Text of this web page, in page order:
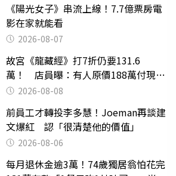
《陽光女子》串流上線！7.7億票房電
影在家就能看
2026-08-07
故宮《龍藏經》打7折仍要131.6
萬！ 店員曝：有人原價188萬付現購
買 2026-08-08
前員工才轉投李多慧！Joeman再談建
文爆紅 認「很清楚他的價值」
2026-08-06
每月退休金逾3萬！74歲獨居翁怕花完